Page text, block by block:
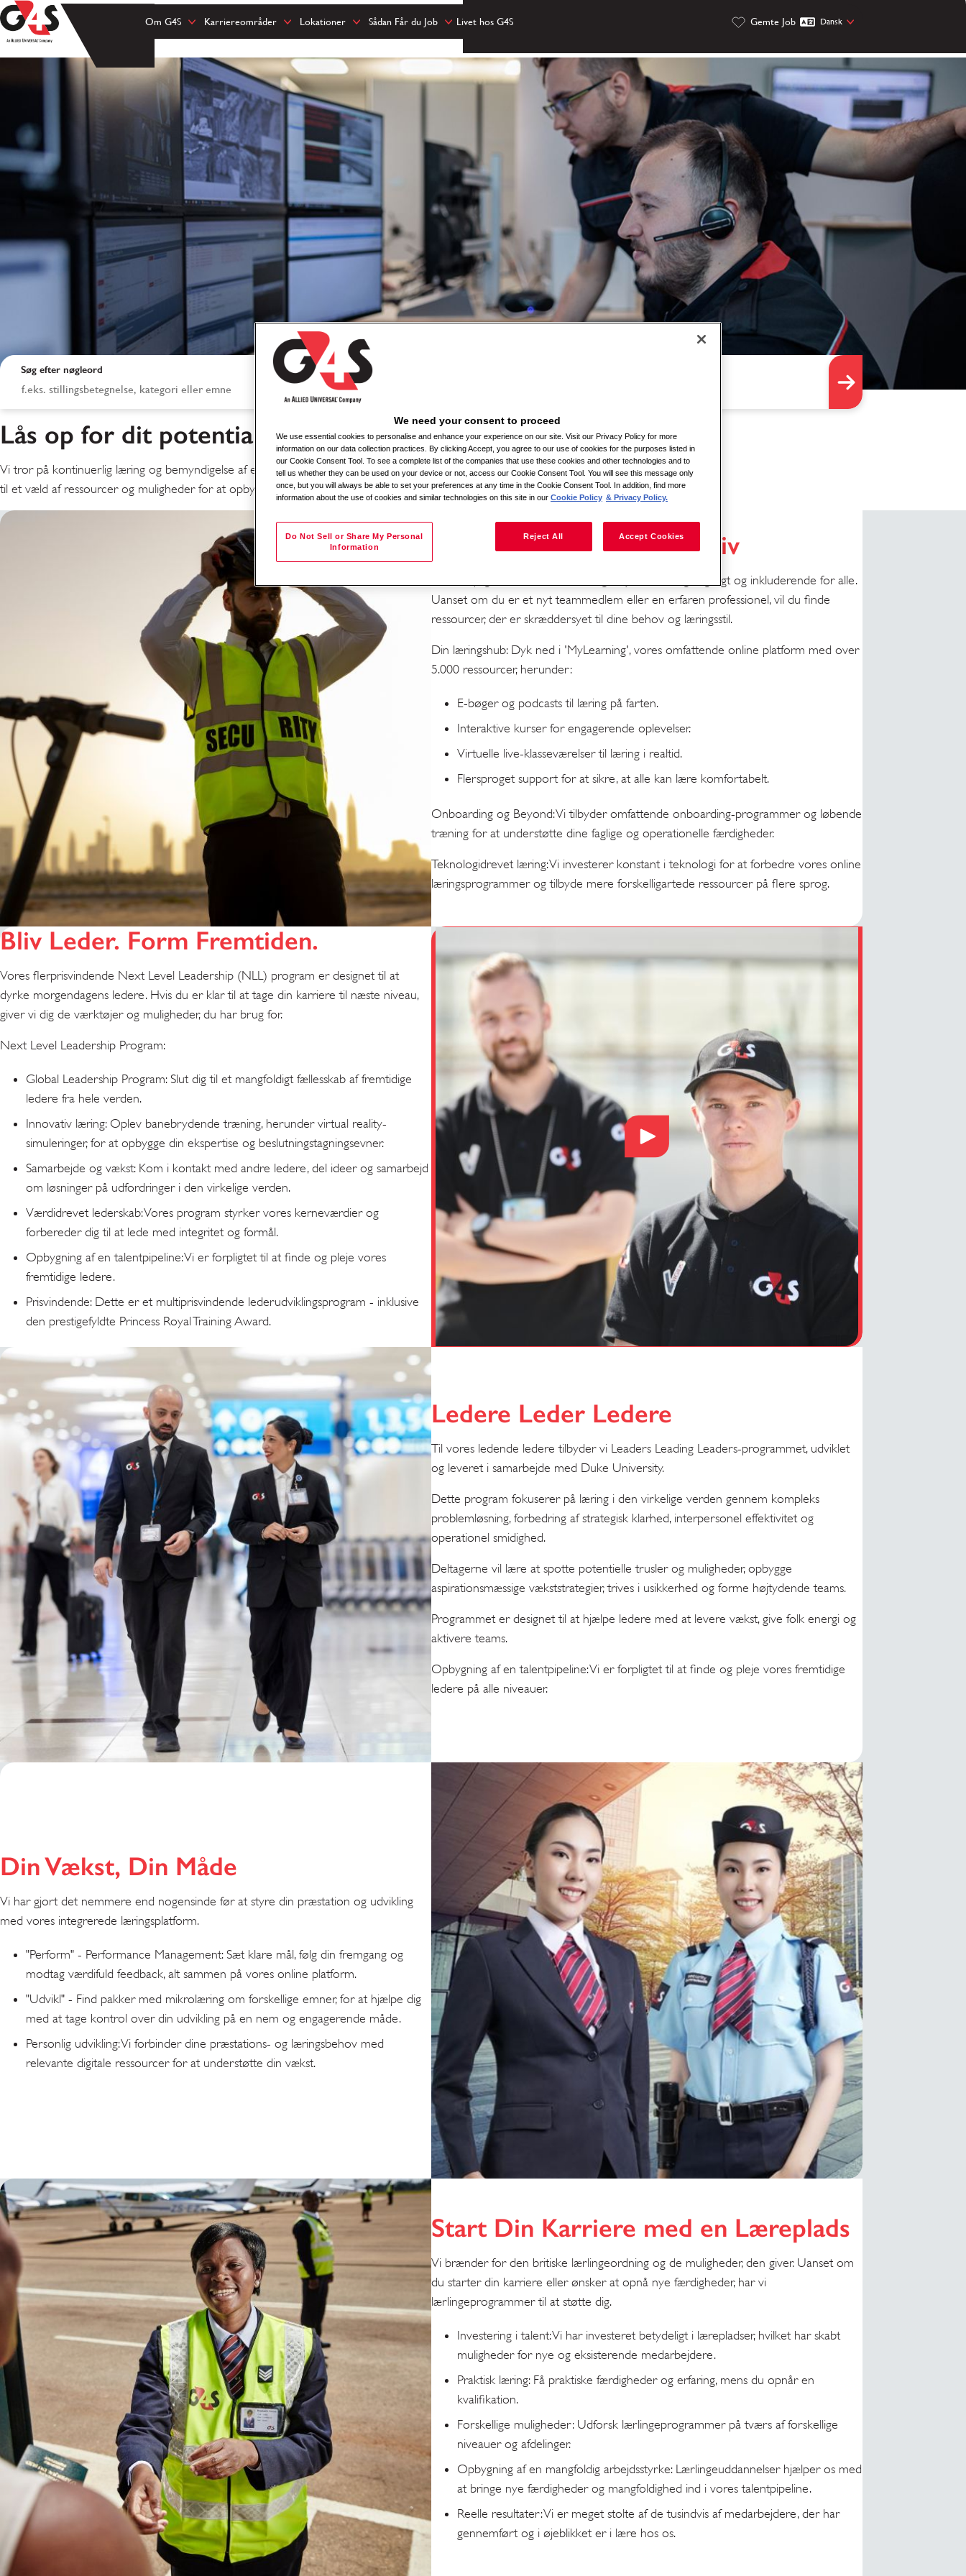
Om G4S Karriereområder Lokationer Sådan Får du Job Livet hos G4S Gemte Job Dansk
Læring og udvikling hos G4S
Søg efter nøgleord
Lås op for dit potentiale. Vi investerer i din vækst.
Vi tror på kontinuerlig læring og bemyndigelse af enhver medarbejder til at nå deres fulde potentiale. Fra dag ét har du adgang
til et væld af ressourcer og muligheder for at opbygge en tilfredsstillende karriere.
Læring, der passer til dit liv
Vi er forpligtet til at skabe et læringsmiljø, der er tilgængeligt og inkluderende for alle.
Uanset om du er et nyt teammedlem eller en erfaren professionel, vil du finde
ressourcer, der er skræddersyet til dine behov og læringsstil.
Din læringshub: Dyk ned i 'MyLearning', vores omfattende online platform med over
5.000 ressourcer, herunder:
E-bøger og podcasts til læring på farten.
Interaktive kurser for engagerende oplevelser.
Virtuelle live-klasseværelser til læring i realtid.
Flersproget support for at sikre, at alle kan lære komfortabelt.
Onboarding og Beyond: Vi tilbyder omfattende onboarding-programmer og løbende
træning for at understøtte dine faglige og operationelle færdigheder.
Teknologidrevet læring: Vi investerer konstant i teknologi for at forbedre vores online
læringsprogrammer og tilbyde mere forskelligartede ressourcer på flere sprog.
Bliv Leder. Form Fremtiden.
Vores flerprisvindende Next Level Leadership (NLL) program er designet til at
dyrke morgendagens ledere. Hvis du er klar til at tage din karriere til næste niveau,
giver vi dig de værktøjer og muligheder, du har brug for.
Next Level Leadership Program:
Global Leadership Program: Slut dig til et mangfoldigt fællesskab af fremtidige
ledere fra hele verden.
Innovativ læring: Oplev banebrydende træning, herunder virtual reality-
simuleringer, for at opbygge din ekspertise og beslutningstagningsevner.
Samarbejde og vækst: Kom i kontakt med andre ledere, del ideer og samarbejd
om løsninger på udfordringer i den virkelige verden.
Værdidrevet lederskab: Vores program styrker vores kerneværdier og
forbereder dig til at lede med integritet og formål.
Opbygning af en talentpipeline: Vi er forpligtet til at finde og pleje vores
fremtidige ledere.
Prisvindende: Dette er et multiprisvindende lederudviklingsprogram - inklusive
den prestigefyldte Princess Royal Training Award.
Ledere Leder Ledere
Til vores ledende ledere tilbyder vi Leaders Leading Leaders-programmet, udviklet
og leveret i samarbejde med Duke University.
Dette program fokuserer på læring i den virkelige verden gennem kompleks
problemløsning, forbedring af strategisk klarhed, interpersonel effektivitet og
operationel smidighed.
Deltagerne vil lære at spotte potentielle trusler og muligheder, opbygge
aspirationsmæssige vækststrategier, trives i usikkerhed og forme højtydende teams.
Programmet er designet til at hjælpe ledere med at levere vækst, give folk energi og
aktivere teams.
Opbygning af en talentpipeline: Vi er forpligtet til at finde og pleje vores fremtidige
ledere på alle niveauer.
Din Vækst, Din Måde
Vi har gjort det nemmere end nogensinde før at styre din præstation og udvikling
med vores integrerede læringsplatform.
"Perform" - Performance Management: Sæt klare mål, følg din fremgang og
modtag værdifuld feedback, alt sammen på vores online platform.
"Udvikl" - Find pakker med mikrolæring om forskellige emner, for at hjælpe dig
med at tage kontrol over din udvikling på en nem og engagerende måde.
Personlig udvikling: Vi forbinder dine præstations- og læringsbehov med
relevante digitale ressourcer for at understøtte din vækst.
Start Din Karriere med en Læreplads
Vi brænder for den britiske lærlingeordning og de muligheder, den giver. Uanset om
du starter din karriere eller ønsker at opnå nye færdigheder, har vi
lærlingeprogrammer til at støtte dig.
Investering i talent: Vi har investeret betydeligt i lærepladser, hvilket har skabt
muligheder for nye og eksisterende medarbejdere.
Praktisk læring: Få praktiske færdigheder og erfaring, mens du opnår en
kvalifikation.
Forskellige muligheder: Udforsk lærlingeprogrammer på tværs af forskellige
niveauer og afdelinger.
Opbygning af en mangfoldig arbejdsstyrke: Lærlingeuddannelser hjælper os med
at bringe nye færdigheder og mangfoldighed ind i vores talentpipeline.
Reelle resultater: Vi er meget stolte af de tusindvis af medarbejdere, der har
gennemført og i øjeblikket er i lære hos os.
We need your consent to proceed
We use essential cookies to personalise and enhance your experience on our site. Visit our Privacy Policy for more
information on our data collection practices. By clicking Accept, you agree to our use of cookies for the purposes listed in
our Cookie Consent Tool. To see a complete list of the companies that use these cookies and other technologies and to
tell us whether they can be used on your device or not, access our Cookie Consent Tool. You will see this message only
once, but you will always be able to set your preferences at any time in the Cookie Consent Tool. In addition, find more
information about the use of cookies and similar technologies on this site in our Cookie Policy & Privacy Policy.
Do Not Sell or Share My Personal
Information
Reject All Accept Cookies